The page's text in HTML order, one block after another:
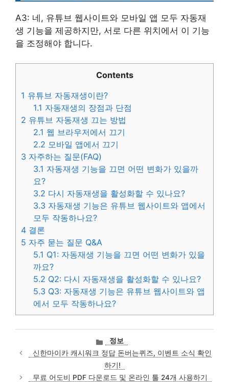
A3: 네, 유튜브 웹사이트와 모바일 앱 모두 자동재
생 기능을 제공하지만, 서로 다른 위치에서 이 기능
을 조정해야 합니다.
Contents
1 유튜브 자동재생이란?
1.1 자동재생의 장점과 단점
2 유튜브 자동재생 끄는 방법
2.1 웹 브라우저에서 끄기
2.2 모바일 앱에서 끄기
3 자주하는 질문(FAQ)
3.1 자동재생 기능을 끄면 어떤 변화가 있을까
요?
3.2 다시 자동재생을 활성화할 수 있나요?
3.3 자동재생 기능은 유튜브 웹사이트와 앱에서
모두 작동하나요?
4 결론
5 자주 묻는 질문 Q&A
5.1 Q1: 자동재생 기능을 끄면 어떤 변화가 있을
까요?
5.2 Q2: 다시 자동재생을 활성화할 수 있나요?
5.3 Q3: 자동재생 기능은 유튜브 웹사이트와 앱
에서 모두 작동하나요?
카
테
고
리
정보
신한마이카 캐시워크 정답 돈버는퀴즈, 이벤트 소식 확인
하기!
무료 어도비 PDF 다운로드 및 온라인 툴 24개 사용하기